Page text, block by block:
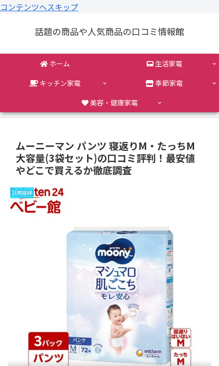
コンテンツへスキップ
話題の商品や人気商品の口コミ情報館
ホーム
生活家電
キッチン家電
季節家電
美容・健康家電
ムーニーマン パンツ 寝返りM・たっちM
大容量(3袋セット)の口コミ評判！最安値
やどこで買えるか徹底調査
日用雑貨